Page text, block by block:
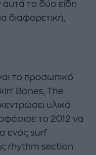
τα δύο είδη
διαφορετική,
το προσωπικό
Bones, The
υλικό
το 2012 να
ενός surf
rhythm section